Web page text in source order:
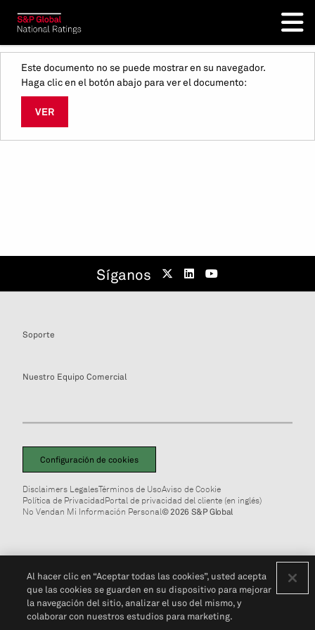
Este documento no se puede mostrar en su navegador.
Haga clic en el botón abajo para ver el documento:
VER
Síganos
Soporte
Nuestro Equipo Comercial
Configuración de cookies
Disclaimers LegalesTérminos de UsoAviso de Cookie
Política de PrivacidadPortal de privacidad del cliente (en inglés)
No Vendan Mi Información Personal© 2026 S&P Global
Al hacer clic en “Aceptar todas las cookies”, usted acepta
que las cookies se guarden en su dispositivo para mejorar
la navegación del sitio, analizar el uso del mismo, y
colaborar con nuestros estudios para marketing.